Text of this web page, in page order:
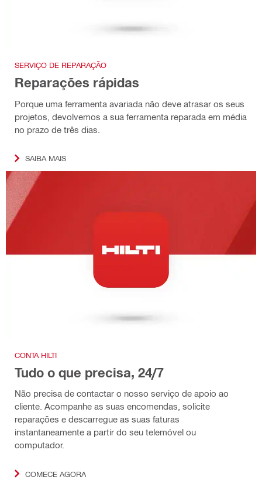
SERVIÇO DE REPARAÇÃO
Reparações rápidas
Porque uma ferramenta avariada não deve atrasar os seus
projetos, devolvemos a sua ferramenta reparada em média
no prazo de três dias.
SAIBA MAIS
CONTA HILTI
Tudo o que precisa, 24/7
Não precisa de contactar o nosso serviço de apoio ao
cliente. Acompanhe as suas encomendas, solicite
reparações e descarregue as suas faturas
instantaneamente a partir do seu telemóvel ou
computador.
COMECE AGORA